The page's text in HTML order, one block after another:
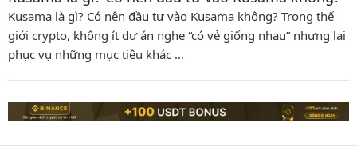
Kusama là gì? Có nên đầu tư vào Kusama không? Trong thế
giới crypto, không ít dự án nghe “có vẻ giống nhau” nhưng lại
phục vụ những mục tiêu khác …